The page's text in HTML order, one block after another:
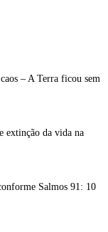
– A Terra ficou sem
extinção da vida na
Salmos 91: 10